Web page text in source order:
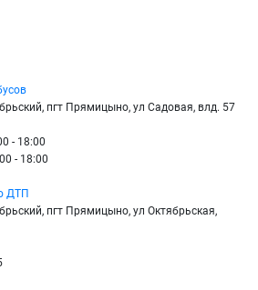
пгт Прямицыно, ул Садовая, влд. 57
- 18:00
- 18:00
ДТП
пгт Прямицыно, ул Октябрьская,